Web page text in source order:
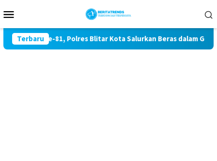
ke
Mobile
Terbaru
RI ke-81, Polres Blitar Kota Salurkan Beras dalam